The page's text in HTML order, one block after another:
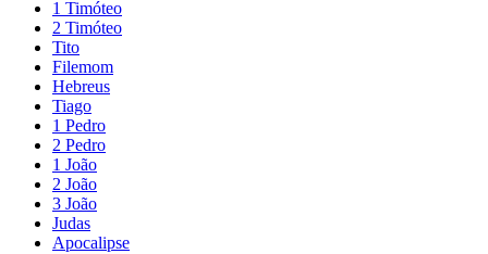
1 Timóteo
2 Timóteo
Tito
Filemom
Hebreus
Tiago
1 Pedro
2 Pedro
1 João
2 João
3 João
Judas
Apocalipse